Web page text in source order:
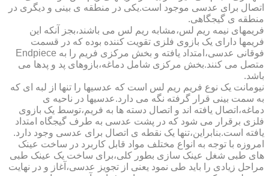
اتصال برای عدسی موجود است.یکی در منطقه ی بینی و دیگری در
منطقه ی گیجگاهی.
فریمهای نیمه ریم لس،مشابه ریم لس می باشند،بجز آنکه این
فریمها دارای یک بازوی فلزی تقویت کننده بوده که در قسمت
فوقانی عدسی،امتداد یافته و بخش مرکزی فریم را به Endpiece
متصل می کنند.بخش مرکزی شامل دماغه،بازوهای پد و پدها می
باشد.
نیومانت یک نوع فریم ریم لس است که عدسیها را تنها از لبه ای که
به سمت بینی قرار گرفته نگه می دارد.عدسیها در ناحیه ی
دماغه،اتصال یافته اند و اتصال دسته ها به فریم،توسط یک بازوی
فلزی برقرار می شود که در پشت عدسی به طرف گیجگاه امتداد
یافته است.بنابراین،تنها یک نقطه ی اتصال برای عدسی وجود دارد.
امروزه با توجه به انواع مختلف مواد قابل کاربرد در ساخت عینک
های طبی شغل عینک سازی بطور کلی،برای ساخت یک عینک طبی
مراحل زیادی را باید طی نمود یعنی از تجویز عدسی،آغاز و در نهایت